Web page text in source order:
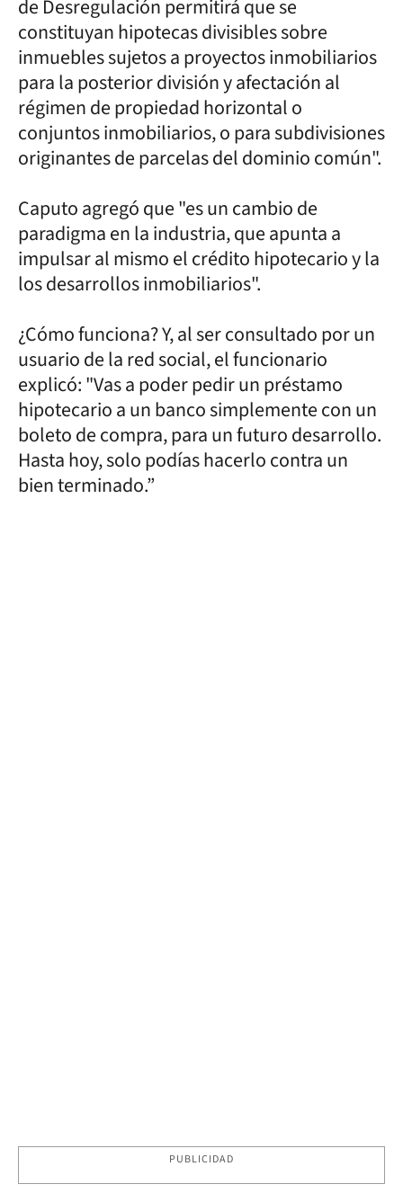
de Desregulación permitirá que se
constituyan hipotecas divisibles sobre
inmuebles sujetos a proyectos inmobiliarios
para la posterior división y afectación al
régimen de propiedad horizontal o
conjuntos inmobiliarios, o para subdivisiones
originantes de parcelas del dominio común".
Caputo agregó que "es un cambio de
paradigma en la industria, que apunta a
impulsar al mismo el crédito hipotecario y la
los desarrollos inmobiliarios".
¿Cómo funciona? Y, al ser consultado por un
usuario de la red social, el funcionario
explicó: "Vas a poder pedir un préstamo
hipotecario a un banco simplemente con un
boleto de compra, para un futuro desarrollo.
Hasta hoy, solo podías hacerlo contra un
bien terminado.”
PUBLICIDAD